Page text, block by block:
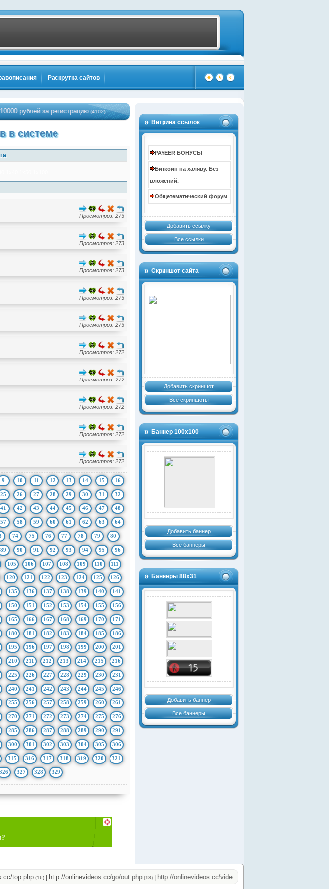
Раскрутка сайтов
Витрина ссылок
PAYEER БОНУСЫ
Биткоин на халяву. Без
вложений.
Общетематический форум
Добавить ссылку
Все ссылки
Скриншот сайта
Добавить скриншот
Все скриншоты
Баннер 100х100
Добавить баннер
Все баннеры
Баннеры 88х31
Добавить баннер
Все баннеры
рублей за регистрацию(4102)…
в системе
Просмотров: 273
Просмотров: 273
Просмотров: 273
Просмотров: 273
Просмотров: 273
Просмотров: 272
Просмотров: 272
Просмотров: 272
Просмотров: 272
Просмотров: 272
9 10 11 12 13 14 15 16
25 26 27 28 29 30 31 32
41 42 43 44 45 46 47 48
57 58 59 60 61 62 63 64
74 75 76 77 78 79 80
89 90 91 92 93 94 95 96
105 106 107 108 109 110 111
120 121 122 123 124 125 126
135 136 137 138 139 140 141
150 151 152 153 154 155 156
165 166 167 168 169 170 171
180 181 182 183 184 185 186
195 196 197 198 199 200 201
210 211 212 213 214 215 216
225 226 227 228 229 230 231
240 241 242 243 244 245 246
255 256 257 258 259 260 261
270 271 272 273 274 275 276
285 286 287 288 289 290 291
300 301 302 303 304 305 306
315 316 317 318 319 320 321
326 327 328 329
(16)|http://onlinevideos.cc/go/out.php (18)|http://onlinevideos.cc/videos/(17)